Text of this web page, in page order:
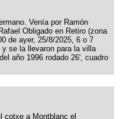
Venía por Ramón
Obligado en Retiro (zona
de ayer, 25/8/2025, 6 o 7
se la llevaron para la villa
año 1996 rodado 26', cuadro
cotxe a Montblanc el